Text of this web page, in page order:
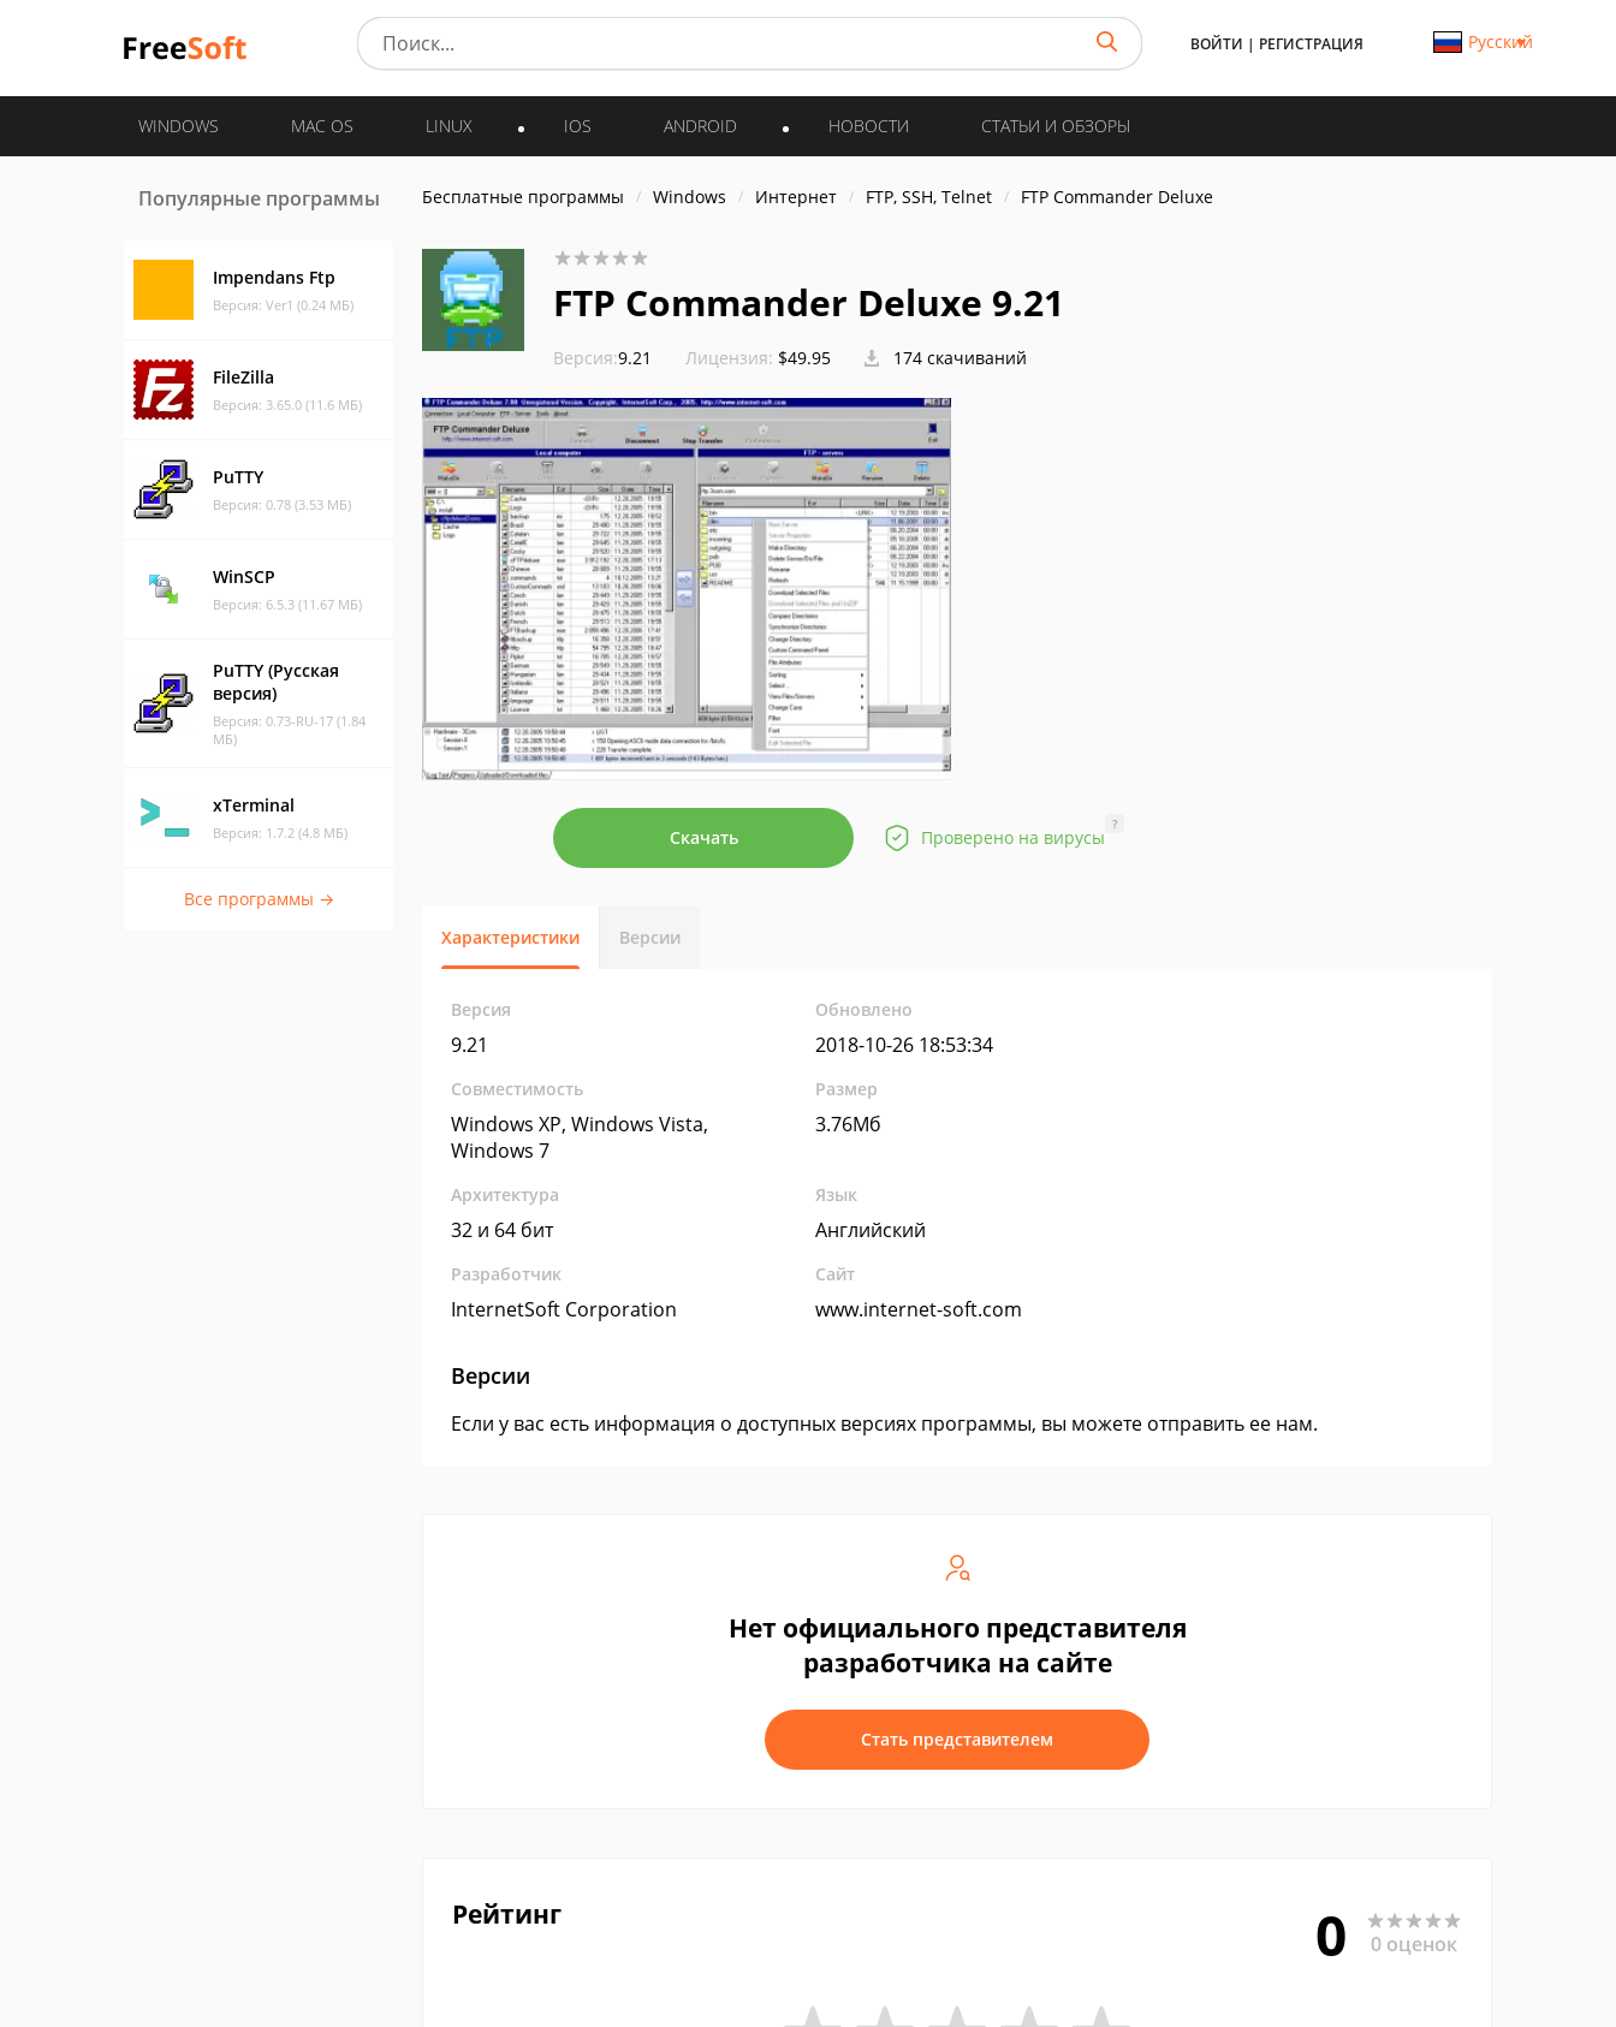
ВОЙТИ | РЕГИСТРАЦИЯ Русский
WINDOWS MAC OS LINUX IOS ANDROID НОВОСТИ СТАТЬИ И ОБЗОРЫ
Популярные программы
Impendans Ftp
Версия: Ver1 (0.24 МБ)
FileZilla
Версия: 3.65.0 (11.6 МБ)
PuTTY
Версия: 0.78 (3.53 МБ)
WinSCP
Версия: 6.5.3 (11.67 МБ)
PuTTY (Русская
версия)
Версия: 0.73-RU-17 (1.84
МБ)
xTerminal
Версия: 1.7.2 (4.8 МБ)
Все программы →
Бесплатные программы Windows Интернет FTP, SSH, Telnet FTP Commander Deluxe
FTP Commander Deluxe 9.21
Версия:9.21 Лицензия: $49.95 174 скачиваний
Скачать Проверено на вирусы
?
Характеристики Версии
Версия
9.21
Обновлено
2018-10-26 18:53:34
Совместимость
Windows XP, Windows Vista,
Windows 7
Размер
3.76Мб
Архитектура
32 и 64 бит
Язык
Английский
Разработчик
InternetSoft Corporation
Сайт
www.internet-soft.com
Версии
Если у вас есть информация о доступных версиях программы, вы можете отправить ее нам.
Нет официального представителя
разработчика на сайте
Стать представителем
Рейтинг 0 0 оценок